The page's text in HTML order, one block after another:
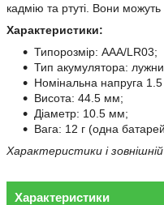
кадмію та ртуті. Вони
Характеристики:
Типорозмір: ААА/LR03;
Тип акумулятора:
Номінальна напруга 1.5
Висота: 44.5 мм;
Діаметр: 10.5 мм;
Вага: 12 г (одна
Характеристики і
Характеристики